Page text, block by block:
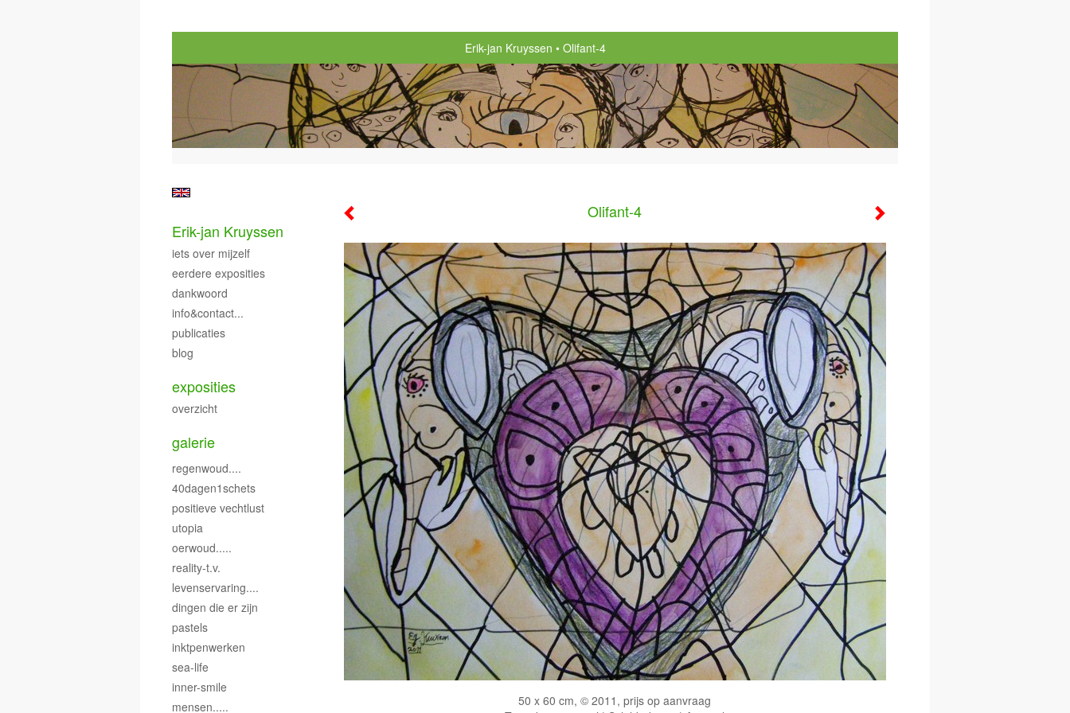
Erik-jan Kruyssen Olifant-4
Olifant-4
50 x 60 cm, © 2011, prijs op aanvraag
Erik-jan Kruyssen
iets over mijzelf
eerdere exposities
dankwoord
info&contact...
publicaties
blog
exposities
overzicht
galerie
regenwoud....
40dagen1schets
positieve vechtlust
utopia
oerwoud.....
reality-t.v.
levenservaring....
dingen die er zijn
pastels
inktpenwerken
sea-life
inner-smile
mensen.....